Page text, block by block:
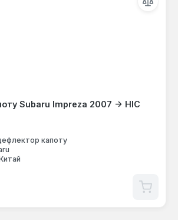
Subaru Impreza 2007 -> HIC
капоту